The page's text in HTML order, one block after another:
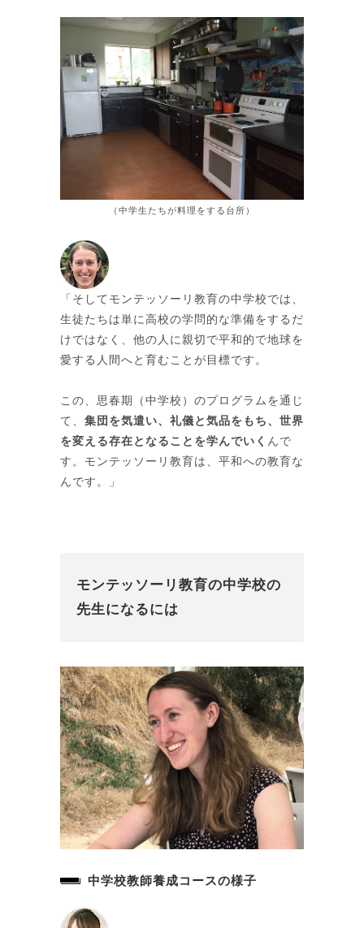
（中学生たちが料理をする台所）
「そしてモンテッソーリ教育の中学校では、
生徒たちは単に高校の学問的な準備をするだ
けではなく、他の人に親切で平和的で地球を
愛する人間へと育むことが目標です。
この、思春期（中学校）のプログラムを通じ
て、 集団を気遣い、礼儀と気品をもち、世界
を変える存在となることを学んでいく んで
す。モンテッソーリ教育は、平和への教育な
んです。」
モンテッソーリ教育の中学校の
先生になるには
中学校教師養成コースの様子